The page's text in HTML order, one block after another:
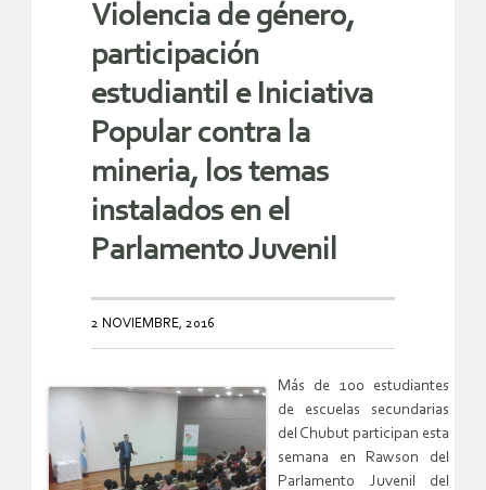
Violencia de género,
participación
estudiantil e Iniciativa
Popular contra la
mineria, los temas
instalados en el
Parlamento Juvenil
2 NOVIEMBRE, 2016
Más de 100 estudiantes
de escuelas secundarias
del Chubut participan esta
semana en Rawson del
Parlamento Juvenil del